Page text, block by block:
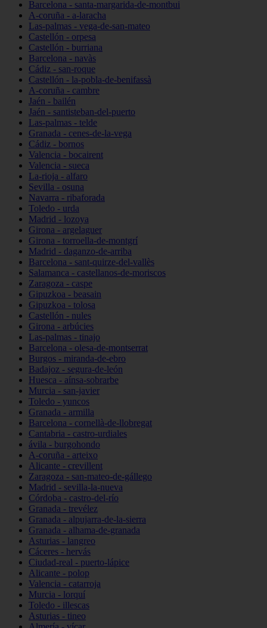
Barcelona - santa-margarida-de-montbui
A-coruña - a-laracha
Las-palmas - vega-de-san-mateo
Castellón - orpesa
Castellón - burriana
Barcelona - navàs
Cádiz - san-roque
Castellón - la-pobla-de-benifassà
A-coruña - cambre
Jaén - bailén
Jaén - santisteban-del-puerto
Las-palmas - telde
Granada - cenes-de-la-vega
Cádiz - bornos
Valencia - bocairent
Valencia - sueca
La-rioja - alfaro
Sevilla - osuna
Navarra - ribaforada
Toledo - urda
Madrid - lozoya
Girona - argelaguer
Girona - torroella-de-montgrí
Madrid - daganzo-de-arriba
Barcelona - sant-quirze-del-vallès
Salamanca - castellanos-de-moriscos
Zaragoza - caspe
Gipuzkoa - beasain
Gipuzkoa - tolosa
Castellón - nules
Girona - arbúcies
Las-palmas - tinajo
Barcelona - olesa-de-montserrat
Burgos - miranda-de-ebro
Badajoz - segura-de-león
Huesca - aínsa-sobrarbe
Murcia - san-javier
Toledo - yuncos
Granada - armilla
Barcelona - cornellà-de-llobregat
Cantabria - castro-urdiales
ávila - burgohondo
A-coruña - arteixo
Alicante - crevillent
Zaragoza - san-mateo-de-gállego
Madrid - sevilla-la-nueva
Córdoba - castro-del-río
Granada - trevélez
Granada - alpujarra-de-la-sierra
Granada - alhama-de-granada
Asturias - langreo
Cáceres - hervás
Ciudad-real - puerto-lápice
Alicante - polop
Valencia - catarroja
Murcia - lorquí
Toledo - illescas
Asturias - tineo